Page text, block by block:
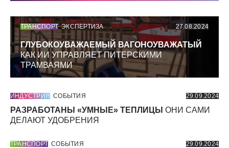
ТРАНСПОРТ ЭКСПЕРТИЗА 27.08.2024
ГЛУБОКОУВАЖАЕМЫЙ ВАГОНОУВАЖАТЫЙ
КАК ИИ УПРАВЛЯЕТ ПИТЕРСКИМИ
ТРАМВАЯМИ
ИНДУСТРИЯ СОБЫТИЯ 29.09.2024
РАЗРАБОТАНЫ «УМНЫЕ» ТЕПЛИЦЫ ОНИ САМИ
ДЕЛАЮТ УДОБРЕНИЯ
ТРАНСПОРТ СОБЫТИЯ 29.09.2024